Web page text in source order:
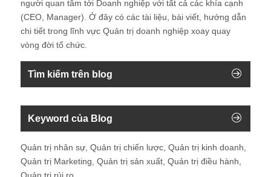
người quan tâm tới Doanh nghiệp với tất cả các khía cạnh
(CEO, Manager). Ở đây có các tài liệu, bài viết, hướng dẫn
chi tiết trong lĩnh vực Quản trị doanh nghiệp xoay quay
vòng đời tổ chức.
Tìm kiếm trên blog
Keyword của Blog
Quản trị nhân sự, Quản trị chiến lược, Quản trị kinh doanh,
Quản trị Marketing, Quản trị sản xuất, Quản trị điều hành,
Quản trị rủi ro